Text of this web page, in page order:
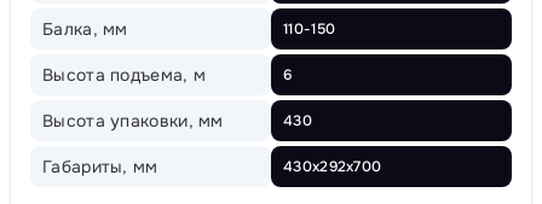
Балка, мм 110-150
Высота подъема, м 6
Высота упаковки, мм 430
Габариты, мм 430x292x700